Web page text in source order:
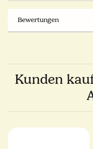
Bewertungen
Kunden